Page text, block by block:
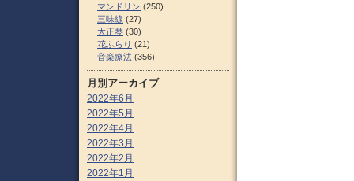
マンドリン (250)
三味線 (27)
大正琴 (30)
花ふらり (21)
音楽療法 (356)
月別アーカイブ
2022年6月
2022年5月
2022年4月
2022年3月
2022年2月
2022年1月